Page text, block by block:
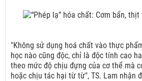
"Không sử dụng hoá chất vào thực
học nào cũng độc, chỉ là độc tính cao
theo mức độ chịu đựng của cơ thể mà
hoặc chịu tác hại từ từ", TS. Lam nhận